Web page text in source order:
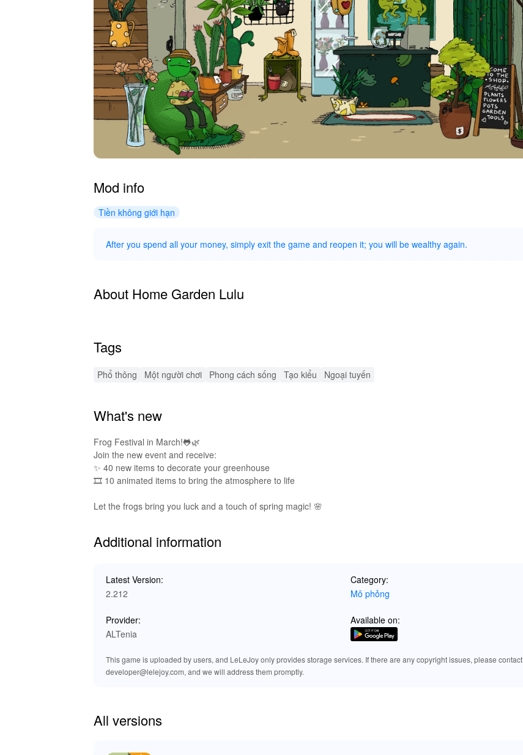
Mod info
Tiền không giới hạn
After you spend all your money, simply exit the game and reopen it; you will be wealthy again.
About Home Garden Lulu
Tags
Phổ thông Một người chơi Phong cách sống Tạo kiểu Ngoại tuyến
What's new
Frog Festival in March!🐸🌿
Join the new event and receive:
✨ 40 new items to decorate your greenhouse
🎞 10 animated items to bring the atmosphere to life
Let the frogs bring you luck and a touch of spring magic! 🌸
Additional information
Latest Version:
2.212
Category:
Mô phỏng
Provider:
ALTenia
Available on:
This game is uploaded by users, and LeLeJoy only provides storage services. If there are any copyright issues, please contact
developer@lelejoy.com, and we will address them promptly.
All versions